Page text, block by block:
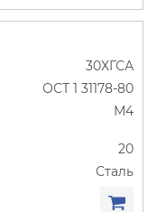
30ХГСА
ОСТ 1 31178-80
М4
20
Сталь